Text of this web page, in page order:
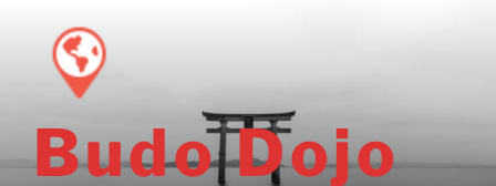
Budo Dojo